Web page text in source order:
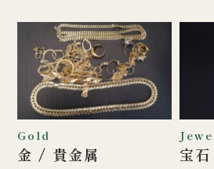
Gold
金 / 貴金属 宝石